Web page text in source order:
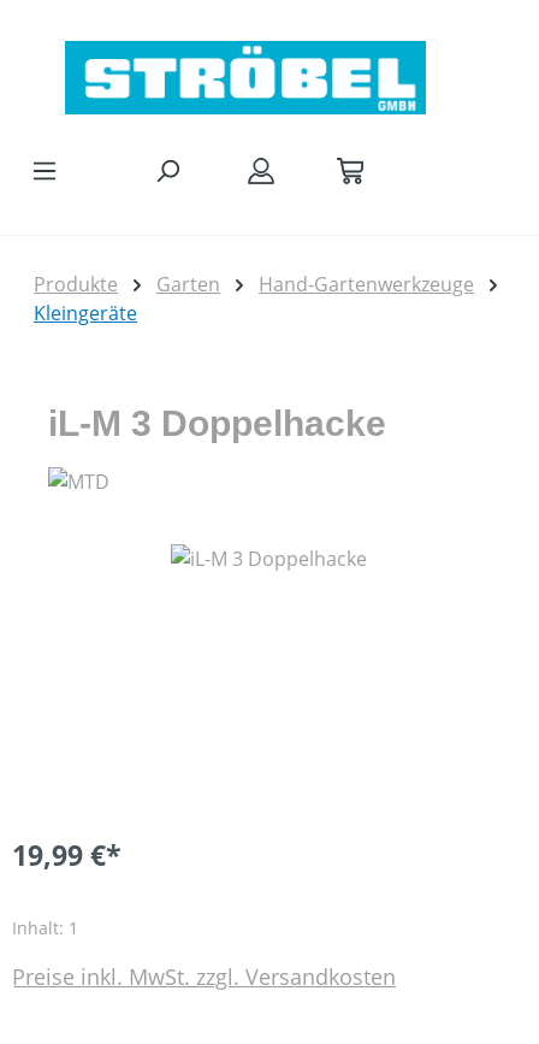
Produkte Garten
Hand-Gartenwerkzeuge
Kleingeräte
iL-M 3 Doppelhacke
Bildergalerie überspringen
19,99 €*
Inhalt: 1
Preise inkl. MwSt. zzgl. Versandkosten